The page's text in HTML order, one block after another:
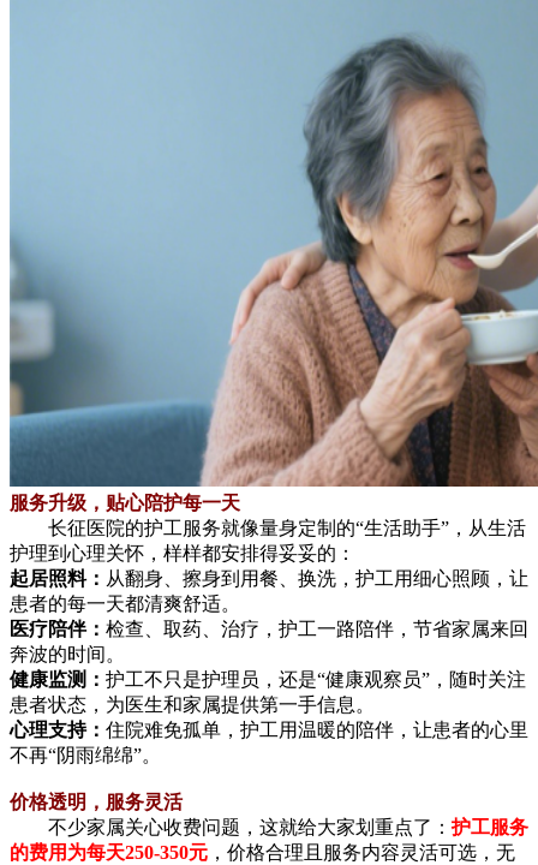
服务升级，贴心陪护每一天
长征医院的护工服务就像量身定制的“生活助手”，从生活
护理到心理关怀，样样都安排得妥妥的：
起居照料： 从翻身、擦身到用餐、换洗，护工用细心照顾，让
患者的每一天都清爽舒适。
医疗陪伴： 检查、取药、治疗，护工一路陪伴，节省家属来回
奔波的时间。
健康监测： 护工不只是护理员，还是“健康观察员”，随时关注
患者状态，为医生和家属提供第一手信息。
心理支持： 住院难免孤单，护工用温暖的陪伴，让患者的心里
不再“阴雨绵绵”。
价格透明，服务灵活
不少家属关心收费问题，这就给大家划重点了： 护工服务
的费用为每天250-350元 ，价格合理且服务内容灵活可选，无